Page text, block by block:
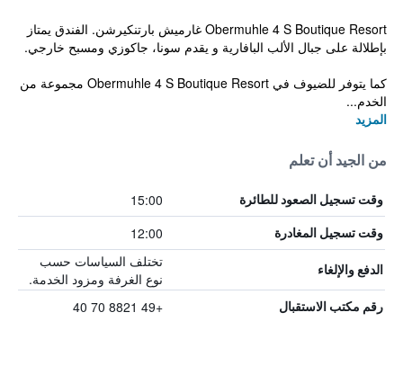
Obermuhle 4 S Boutique Resort غارميش بارتنكيرشن. الفندق يمتاز
بإطلالة على جبال الألب البافارية و يقدم سونا، جاكوزي ومسبح خارجي.
كما يتوفر للضيوف في Obermuhle 4 S Boutique Resort مجموعة من
الخدم...
المزيد
من الجيد أن تعلم
وقت تسجيل الصعود للطائرة 15:00
وقت تسجيل المغادرة 12:00
الدفع والإلغاء
تختلف السياسات حسب
نوع الغرفة ومزود الخدمة.
رقم مكتب الاستقبال +49 8821 70 40